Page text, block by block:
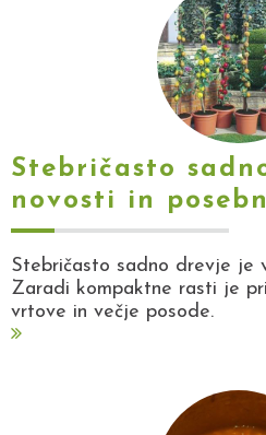
Stebričasto
novosti in
Stebričasto sadno drevje je
Zaradi kompaktne rasti je
vrtove in večje posode.